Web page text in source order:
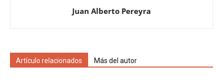
Juan Alberto Pereyra
Artículo relacionados Más del autor